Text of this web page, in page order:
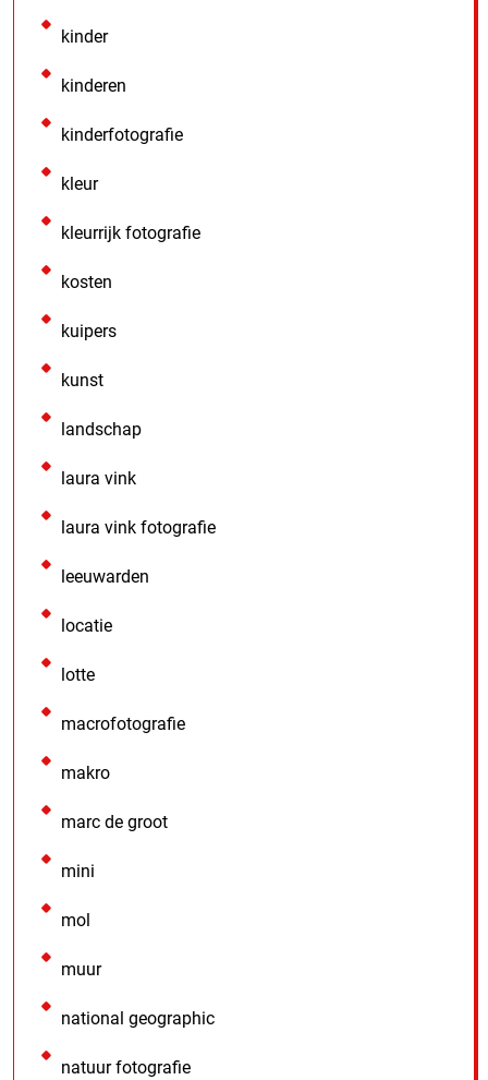
kinder
kinderen
kinderfotografie
kleur
kleurrijk fotografie
kosten
kuipers
kunst
landschap
laura vink
laura vink fotografie
leeuwarden
locatie
lotte
macrofotografie
makro
marc de groot
mini
mol
muur
national geographic
natuur fotografie